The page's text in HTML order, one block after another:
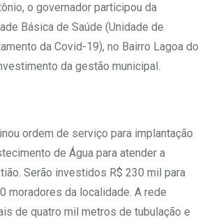
o governador participou da
Básica de Saúde (Unidade de
da Covid-19), no Bairro Lagoa do
da gestão municipal.
ordem de serviço para implantação
de Água para atender a
Serão investidos R$ 230 mil para
moradores da localidade. A rede
de quatro mil metros de tubulação e